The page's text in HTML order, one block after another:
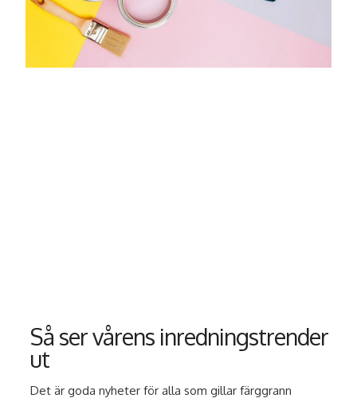
Så ser vårens inredningstrender
ut
Det är goda nyheter för alla som gillar färggrann